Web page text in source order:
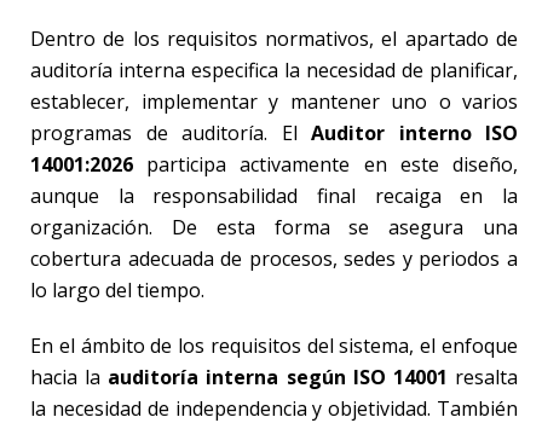
Dentro de los requisitos normativos, el apartado de
auditoría interna especifica la necesidad de planificar,
establecer, implementar y mantener uno o varios
programas de auditoría. El Auditor interno ISO
14001:2026 participa activamente en este diseño,
aunque la responsabilidad final recaiga en la
organización. De esta forma se asegura una
cobertura adecuada de procesos, sedes y periodos a
lo largo del tiempo.
En el ámbito de los requisitos del sistema, el enfoque
hacia la auditoría interna según ISO 14001 resalta
la necesidad de independencia y objetividad. También